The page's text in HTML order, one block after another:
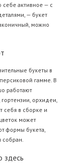
себе активное — с
— букет
можно
букеты в
гамме. В
работают
орхидеи,
себя в сборке и
может
формы букета,
собран.
здесь